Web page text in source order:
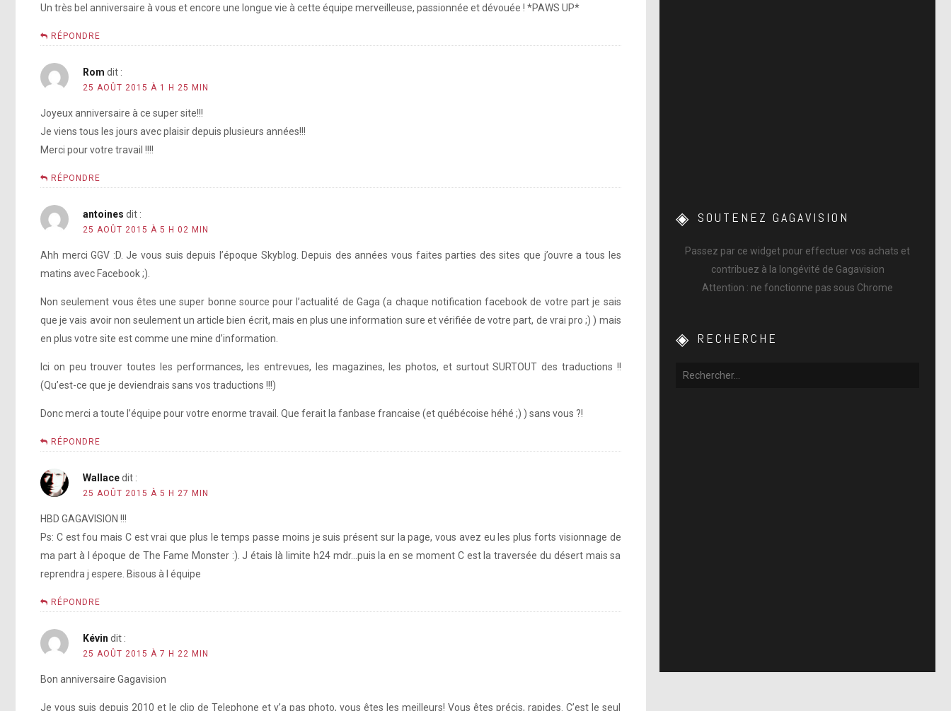
Un très bel anniversaire à vous et encore une longue vie à cette équipe merveilleuse, passionnée et dévouée ! *PAWS UP*
RÉPONDRE
Rom dit :
25 AOÛT 2015 À 1 H 25 MIN
Joyeux anniversaire à ce super site!!!
Je viens tous les jours avec plaisir depuis plusieurs années!!!
Merci pour votre travail !!!!
RÉPONDRE
antoines dit :
25 AOÛT 2015 À 5 H 02 MIN
Ahh merci GGV :D. Je vous suis depuis l’époque Skyblog. Depuis des années vous faites parties des sites que j’ouvre a tous les
matins avec Facebook ;).
Non seulement vous êtes une super bonne source pour l’actualité de Gaga (a chaque notification facebook de votre part je sais
que je vais avoir non seulement un article bien écrit, mais en plus une information sure et vérifiée de votre part, de vrai pro ;) ) mais
en plus votre site est comme une mine d’information.
Ici on peu trouver toutes les performances, les entrevues, les magazines, les photos, et surtout SURTOUT des traductions !!
(Qu’est-ce que je deviendrais sans vos traductions !!!)
Donc merci a toute l’équipe pour votre enorme travail. Que ferait la fanbase francaise (et québécoise héhé ;) ) sans vous ?!
RÉPONDRE
Wallacedit :
25 AOÛT 2015 À 5 H 27 MIN
HBD GAGAVISION !!!
Ps: C est fou mais C est vrai que plus le temps passe moins je suis présent sur la page, vous avez eu les plus forts visionnage de
ma part à l époque de The Fame Monster :). J étais là limite h24 mdr…puis la en se moment C est la traversée du désert mais sa
reprendra j espere. Bisous à l équipe
RÉPONDRE
Kévin dit :
25 AOÛT 2015 À 7 H 22 MIN
Bon anniversaire Gagavision
Je vous suis depuis 2010 et le clip de Telephone et y’a pas photo, vous êtes les meilleurs! Vous êtes précis, rapides. C’est le seul
SOUTENEZ GAGAVISION
Passez par ce widget pour effectuer vos achats et
contribuez à la longévité de Gagavision
Attention : ne fonctionne pas sous Chrome
RECHERCHE